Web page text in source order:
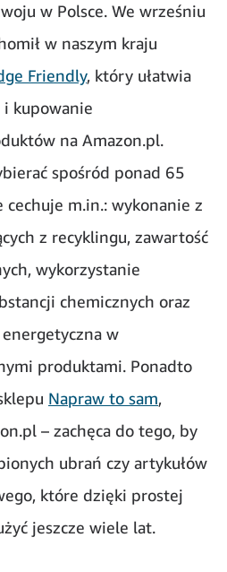
w Polsce. We wrześniu
w naszym kraju
Friendly, który ułatwia
kupowanie
na Amazon.pl.
spośród ponad 65
m.in.: wykonanie z
z recyklingu, zawartość
wykorzystanie
chemicznych oraz
w
produktami. Ponadto
Napraw to sam,
– zachęca do tego, by
ubrań czy artykułów
które dzięki prostej
jeszcze wiele lat.